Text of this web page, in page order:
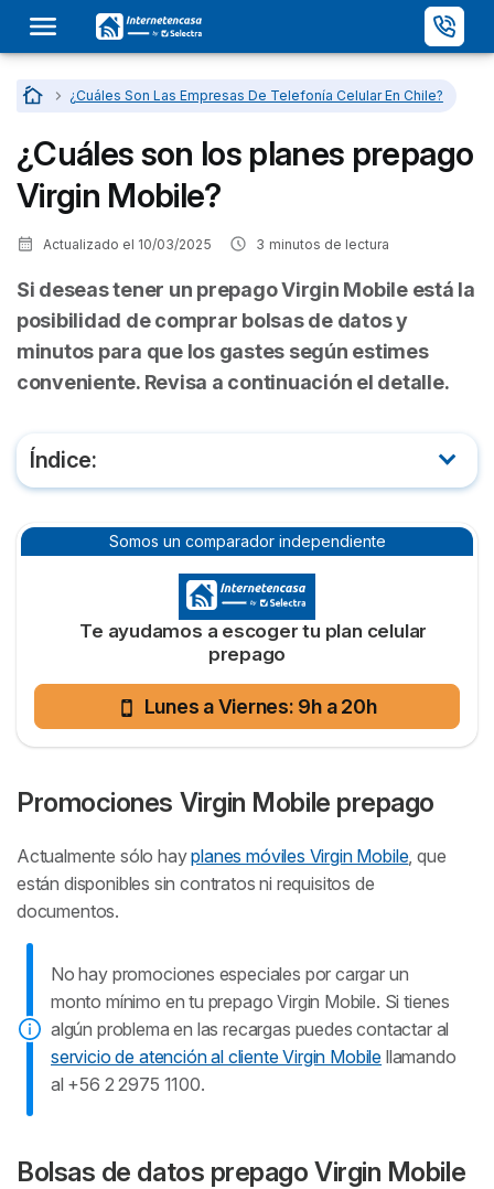
Inicio
…
¿Cuáles Son Las Empresas De Telefonía Celular En Chile?
¿Cuáles son los planes prepago
Virgin Mobile?
Actualizado el 10/03/2025 3 minutos de lectura
Si deseas tener un prepago Virgin Mobile está la
posibilidad de comprar bolsas de datos y
minutos para que los gastes según estimes
conveniente. Revisa a continuación el detalle.
Índice:
Bolsas de datos prepago Virgin Mobile
Preguntas frecuentes sobre prepago Virgin Mobile
Somos un comparador independiente
Te ayudamos a escoger tu plan celular
prepago
Lunes a Viernes: 9h a 20h
Promociones Virgin Mobile prepago
Actualmente sólo hayplanes móviles Virgin Mobile, que
están disponibles sin contratos ni requisitos de
documentos.
No hay promociones especiales por cargar un
monto mínimo en tu prepago Virgin Mobile. Si tienes
algún problema en las recargas puedes contactar al
servicio de atención al cliente Virgin Mobile llamando
al +56 2 2975 1100.
Bolsas de datos prepago Virgin Mobile